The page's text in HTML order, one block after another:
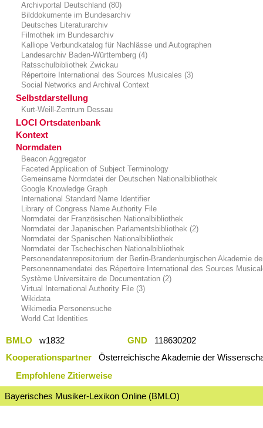
Archivportal Deutschland (80)
Bilddokumente im Bundesarchiv
Deutsches Literaturarchiv
Filmothek im Bundesarchiv
Kalliope Verbundkatalog für Nachlässe und Autographen
Landesarchiv Baden-Württemberg (4)
Ratsschulbibliothek Zwickau
Répertoire International des Sources Musicales (3)
Social Networks and Archival Context
Selbstdarstellung
Kurt-Weill-Zentrum Dessau
LOCI Ortsdatenbank
Kontext
Normdaten
Beacon Aggregator
Faceted Application of Subject Terminology
Gemeinsame Normdatei der Deutschen Nationalbibliothek
Google Knowledge Graph
International Standard Name Identifier
Library of Congress Name Authority File
Normdatei der Französischen Nationalbibliothek
Normdatei der Japanischen Parlamentsbibliothek (2)
Normdatei der Spanischen Nationalbibliothek
Normdatei der Tschechischen Nationalbibliothek
Personendatenrepositorium der Berlin-Brandenburgischen Akademie
Personennamendatei des Répertoire International des Sources
Système Universitaire de Documentation (2)
Virtual International Authority File (3)
Wikidata
Wikimedia Personensuche
World Cat Identities
BMLO w1832 GND
118630202
Kooperationspartner
Österreichische Akademie der
Empfohlene Zitierweise
Bayerisches Musiker-Lexikon Online (BMLO)